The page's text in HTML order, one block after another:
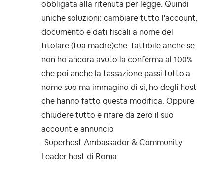
obbligata alla ritenuta per legge. Quindi
uniche soluzioni: cambiare tutto l'account,
documento e dati fiscali a nome del
titolare (tua madre)che fattibile anche se
non ho ancora avuto la conferma al 100%
che poi anche la tassazione passi tutto a
nome suo ma immagino di si, ho degli host
che hanno fatto questa modifica. Oppure
chiudere tutto e rifare da zero il suo
account e annuncio
-Superhost Ambassador & Community
Leader host di Roma